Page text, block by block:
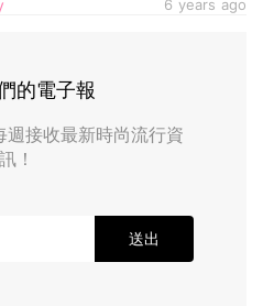
6 years ago
的電子報
週接收最新時尚流行資
訊！
送出